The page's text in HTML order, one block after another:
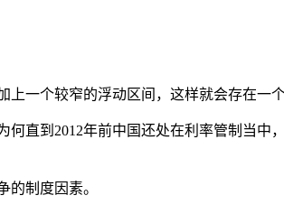
一个较窄的浮动区间，这样就会存在一
直到2012年前中国还处在利率管制当
制度因素。